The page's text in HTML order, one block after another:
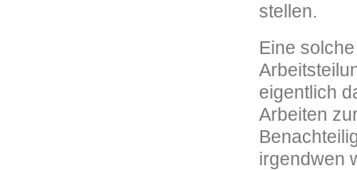
stellen.
Eine
eigentlich
Arbeiten
irgendwen